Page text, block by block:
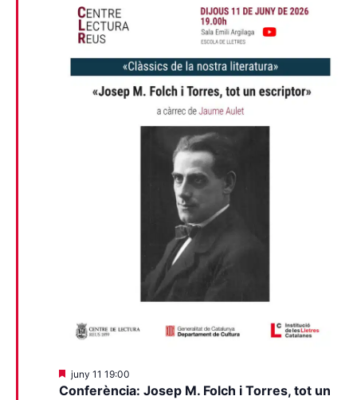
Conferència: Josep M. Folch i Torres, tot un
Destacats
juny 11 19:00